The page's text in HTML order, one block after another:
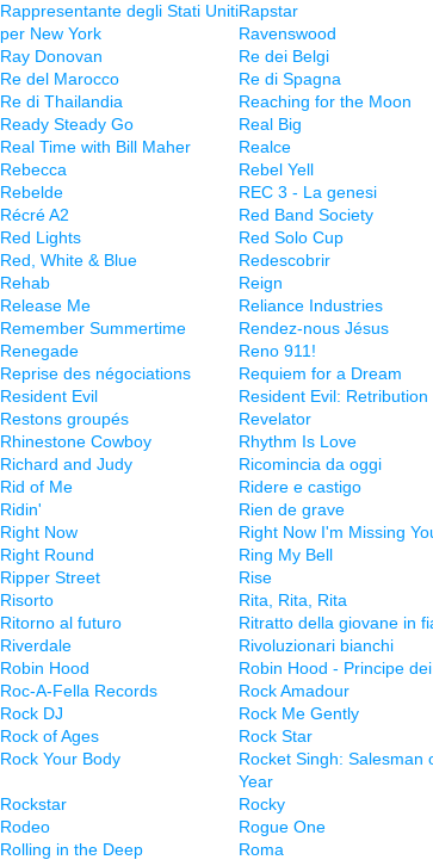
Rappresentante degli Stati Uniti
per New York
Rapstar
Ravenswood
Ray Donovan
Re dei Belgi
Re del Marocco
Re di Spagna
Re di Thailandia
Reaching for the Moon
Ready Steady Go
Real Big
Real Time with Bill Maher
Realce
Rebecca
Rebel Yell
Rebelde
REC 3 - La genesi
Récré A2
Red Band Society
Red Lights
Red Solo Cup
Red, White & Blue
Redescobrir
Rehab
Reign
Release Me
Reliance Industries
Remember Summertime
Rendez-nous Jésus
Renegade
Reno 911!
Reprise des négociations
Requiem for a Dream
Resident Evil
Resident Evil: Retribution
Restons groupés
Revelator
Rhinestone Cowboy
Rhythm Is Love
Richard and Judy
Ricomincia da oggi
Rid of Me
Ridere e castigo
Ridin'
Rien de grave
Right Now
Right Now I'm Missing
Right Round
Ring My Bell
Ripper Street
Rise
Risorto
Rita, Rita, Rita
Ritorno al futuro
Ritratto della giovane in
Riverdale
Rivoluzionari bianchi
Robin Hood
Robin Hood - Principe
Roc-A-Fella Records
Rock Amadour
Rock DJ
Rock Me Gently
Rock of Ages
Rock Star
Rock Your Body
Rocket Singh: Salesman
Year
Rockstar
Rocky
Rodeo
Rogue One
Rolling in the Deep
Roma